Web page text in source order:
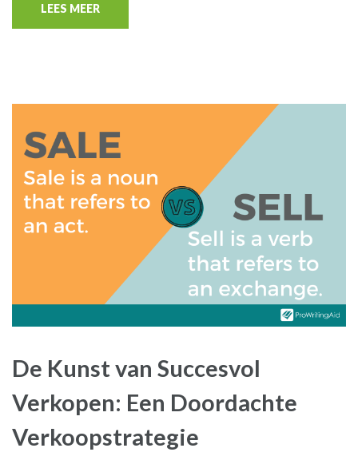
LEES MEER
De Kunst van Succesvol
Verkopen: Een Doordachte
Verkoopstrategie